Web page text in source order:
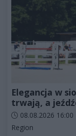
Elegancja w
trwają, a
Data dodania
08.08.2026 16:00
Kategorie artykułu:
Region